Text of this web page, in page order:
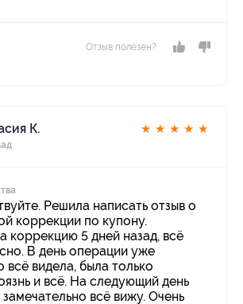
Отзыв полезен?
К. ★ ★ ★ ★ ★
Решила написать отзыв о
коррекции по купону.
коррекцию 5 дней назад, всё
В день операции уже
всё видела, была только
и всё. На следующий день
всё вижу. Очень